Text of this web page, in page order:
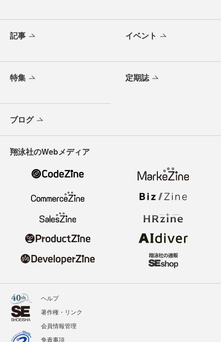
記事 イベント
特集 定期誌
ブログ
翔泳社のWebメディア
ヘルプ
著作権・リンク
会員情報管理
免責事項